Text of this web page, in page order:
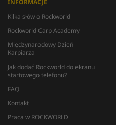
INFORMACJE
Kilka słów o Rockworld
Rockworld Carp Academy
Międzynarodowy Dzień
Karpiarza
Jak dodać Rockworld do ekranu
startowego telefonu?
FAQ
Kontakt
Praca w ROCKWORLD